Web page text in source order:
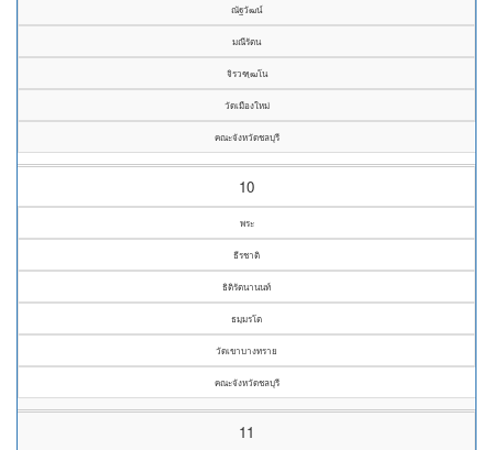
ณัฐวัฒน์
มณีรัตน
จิรวฑฺฒโน
วัดเมืองใหม่
คณะจังหวัดชลบุรี
10
พระ
ธีรชาติ
ธิติรัตนานนท์
ธมฺมรโต
วัดเขาบางทราย
คณะจังหวัดชลบุรี
11